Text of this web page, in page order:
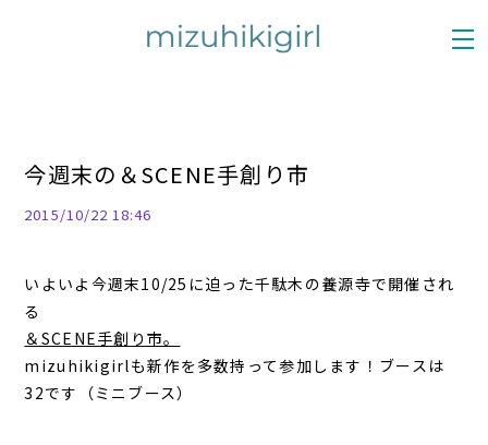
今週末の＆SCENE手創り市
2015/10/22 18:46
いよいよ今週末10/25に迫った千駄木の養源寺で開催され
る
＆SCENE手創り市。
mizuhikigirlも新作を多数持って参加します！ ブースは
32です（ミニブース）